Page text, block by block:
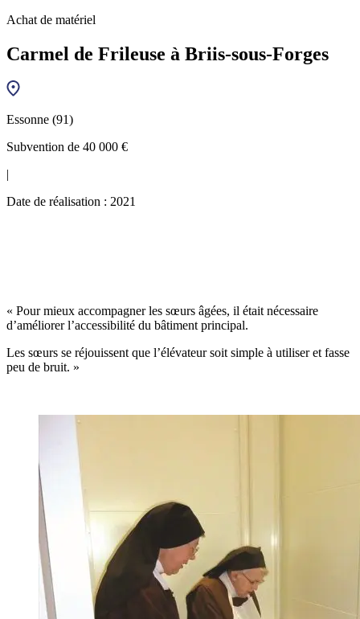
Achat de matériel
Carmel de Frileuse à Briis-sous-Forges
Essonne (91)
Subvention de 40 000 €
Date de réalisation : 2021
« Pour mieux accompagner les sœurs âgées, il était nécessaire
d’améliorer l’accessibilité du bâtiment principal.
Les sœurs se réjouissent que l’élévateur soit simple à utiliser et fasse
peu de bruit. »